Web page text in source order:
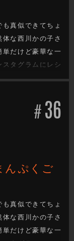
真似できてちょ
な西川かの子さ
だけど豪華な一
タグラムにレシ
#36
んぷくご
真似できてちょ
な西川かの子さ
だけど豪華な一